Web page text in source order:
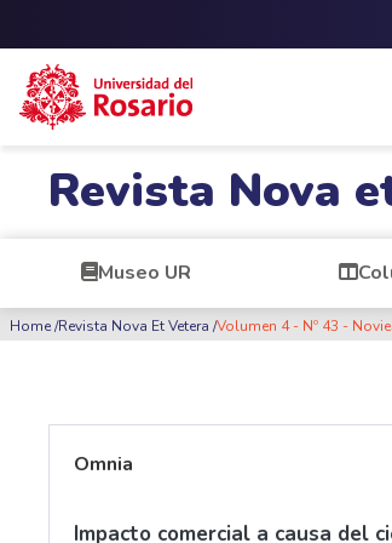
Revista Nova
Museo UR
Ruta de
Home Revista Nova Et Vetera Volumen 4 - Nº 43 -
Omnia
Impacto comercial a causa del